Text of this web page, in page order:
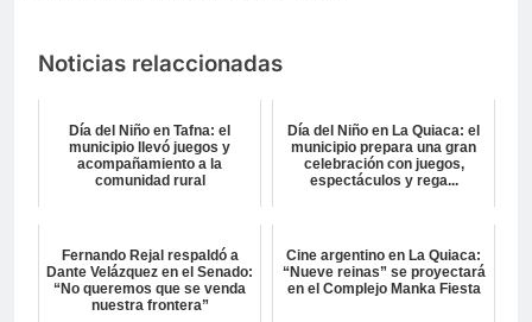
Noticias relaccionadas
Día del Niño en Tafna: el
municipio llevó juegos y
acompañamiento a la
comunidad rural
Día del Niño en La Quiaca: el
municipio prepara una gran
celebración con juegos,
espectáculos y rega...
Fernando Rejal respaldó a
Dante Velázquez en el Senado:
“No queremos que se venda
nuestra frontera”
Cine argentino en La Quiaca:
“Nueve reinas” se proyectará
en el Complejo Manka Fiesta